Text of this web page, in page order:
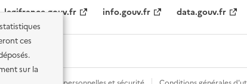
ces
sur la
legifrance.gouv.fr
info.gouv.fr data.gouv.fr